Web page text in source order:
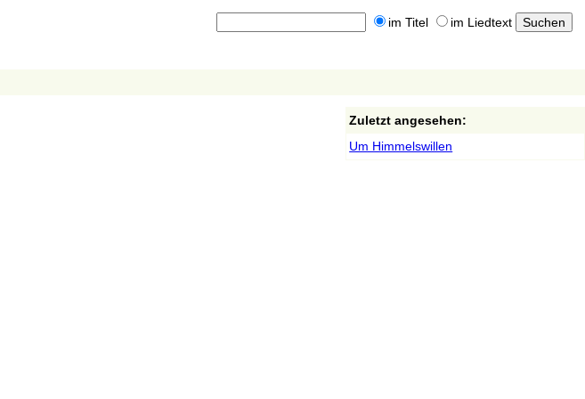
im Titel im Liedtext
Zuletzt angesehen:
Um Himmelswillen